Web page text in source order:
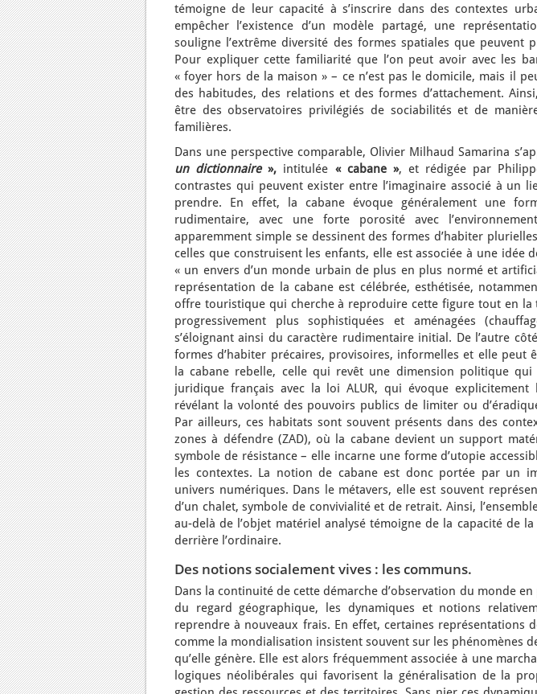
témoigne de leur capacité à s’inscrire dans des contextes
empêcher l’existence d’un modèle partagé, une
souligne l’extrême diversité des formes spatiales que peuvent
Pour expliquer cette familiarité que l’on peut avoir avec les
« foyer hors de la maison » – ce n’est pas le domicile, mais il
des habitudes, des relations et des formes d’attachement.
être des observatoires privilégiés de sociabilités et de
familières.
Dans une perspective comparable, Olivier Milhaud Samarina
un dictionnaire», intitulée « cabane », et rédigée par
contrastes qui peuvent exister entre l’imaginaire associé à un
prendre. En effet, la cabane évoque généralement une
rudimentaire, avec une forte porosité avec
apparemment simple se dessinent des formes d’habiter
celles que construisent les enfants, elle est associée à une idée
« un envers d’un monde urbain de plus en plus normé et
représentation de la cabane est célébrée, esthétisée,
offre touristique qui cherche à reproduire cette figure tout en la
progressivement plus sophistiquées et aménagées
s’éloignant ainsi du caractère rudimentaire initial. De l’autre
formes d’habiter précaires, provisoires, informelles et elle peut
la cabane rebelle, celle qui revêt une dimension politique
juridique français avec la loi ALUR, qui évoque
révélant la volonté des pouvoirs publics de limiter ou
Par ailleurs, ces habitats sont souvent présents dans des
zones à défendre (ZAD), où la cabane devient un support
symbole de résistance – elle incarne une forme d’utopie
les contextes. La notion de cabane est donc portée par un
univers numériques. Dans le métavers, elle est souvent
d’un chalet, symbole de convivialité et de retrait. Ainsi,
au-delà de l’objet matériel analysé témoigne de la capacité de
derrière l’ordinaire.
Des notions socialement vives : les communs.
Dans la continuité de cette démarche d’observation du monde
du regard géographique, les dynamiques et notions
reprendre à nouveaux frais. En effet, certaines représentations
comme la mondialisation insistent souvent sur les phénomènes
qu’elle génère. Elle est alors fréquemment associée à une
logiques néolibérales qui favorisent la généralisation de la